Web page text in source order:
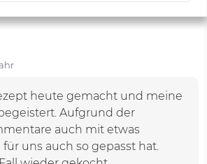
heute gemacht und meine
Aufgrund der
auch mit etwas
uns auch so gepasst hat.